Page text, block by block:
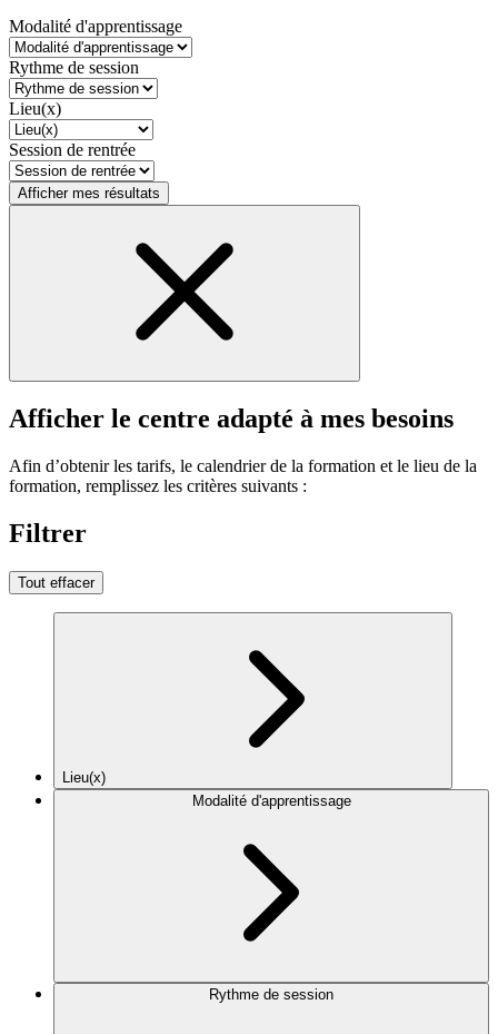
Modalité d'apprentissage
Rythme de session
Lieu(x)
Session de rentrée
Afficher mes résultats
Afficher le centre adapté à mes besoins
Afin d’obtenir les tarifs, le calendrier de la formation et le lieu de la
formation, remplissez les critères suivants :
Filtrer
Tout effacer
Lieu(x)
Modalité d'apprentissage
Rythme de session